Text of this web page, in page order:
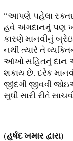
“આપણે પહેલા
હવે અંગદાનનું પણ
કારણે માનવીનું
નથી ત્યારે તે
આંખો સહિતનું દાન
શકાય છે. દરેક
જીંદગી જીવવી
સુધી સારી રીતે
(હર્ષદ ખમાર દ્વારા)